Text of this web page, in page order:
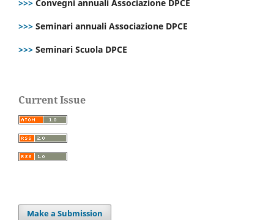
>>> Convegni annuali Associazione DPCE
>>> Seminari annuali Associazione DPCE
>>> Seminari Scuola DPCE
Current Issue
Make a Submission